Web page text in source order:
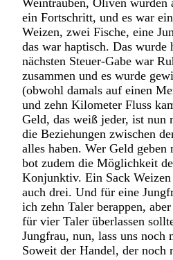
Weintrauben, Oliven wurden
ein Fortschritt, und es war
Weizen, zwei Fische, eine
das war haptisch. Das wurde
nächsten Steuer-Gabe war
zusammen und es wurde
(obwohl damals auf einen
und zehn Kilometer Fluss
Geld, das weiß jeder, ist nun
die Beziehungen zwischen
alles haben. Wer Geld
bot zudem die Möglichkeit
Konjunktiv. Ein Sack
auch drei. Und für eine
ich zehn Taler berappen,
für vier Taler überlassen
Jungfrau, nun, lass uns
Soweit der Handel, der noch